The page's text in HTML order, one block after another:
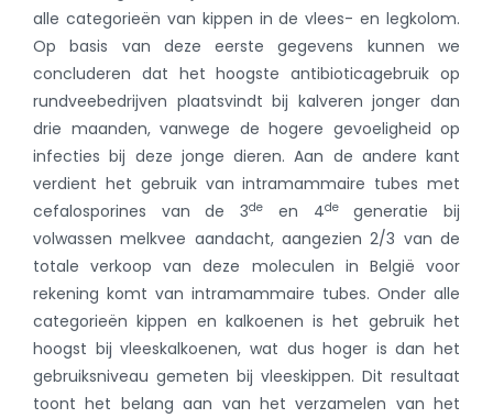
alle categorieën van kippen in de vlees- en legkolom.
Op basis van deze eerste gegevens kunnen we
concluderen dat het hoogste antibioticagebruik op
rundveebedrijven plaatsvindt bij kalveren jonger dan
drie maanden, vanwege de hogere gevoeligheid op
infecties bij deze jonge dieren. Aan de andere kant
verdient het gebruik van intramammaire tubes met
cefalosporines van de 3de en 4degeneratie bij
volwassen melkvee aandacht, aangezien 2/3 van de
totale verkoop van deze moleculen in België voor
rekening komt van intramammaire tubes. Onder alle
categorieën kippen en kalkoenen is het gebruik het
hoogst bij vleeskalkoenen, wat dus hoger is dan het
gebruiksniveau gemeten bij vleeskippen. Dit resultaat
toont het belang aan van het verzamelen van het